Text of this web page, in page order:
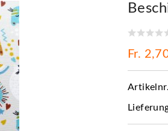
Fr.
Artikelnr.